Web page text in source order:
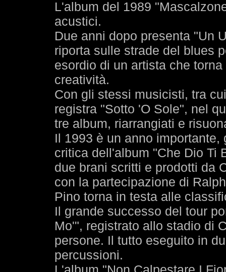
L'album del 1989
acustici.
Due anni dopo presenta "Un
riporta sulle strade del blues
esordio di un artista che
creatività.
Con gli stessi musicisti, tra
registra "Sotto 'O Sole", nel
tre album, riarrangiati e
Il 1993 è un anno
critica dell'album "Che Dio Ti
due brani scritti e prodotti da
con la partecipazione di
Pino torna in testa alle
Il grande successo del tour
Mo'", registrato allo stadio di
persone. Il tutto eseguito in
percussioni.